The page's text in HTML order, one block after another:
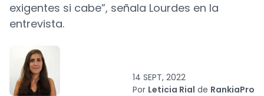
exigentes si cabe”, señala Lourdes en la
entrevista.
14 SEPT, 2022
Por Leticia Rial de RankiaPro